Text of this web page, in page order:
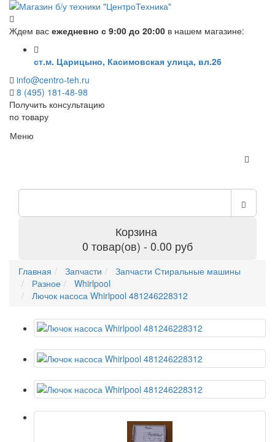
Ждем вас ежедневно с 9:00 до 20:00 в нашем магазине:
ст.м. Царицыно, Касимовская улица, вл.26
info@centro-teh.ru
8 (495) 181-48-98
Получить консультацию
по товару
Меню
Корзина
0 товар(ов) - 0.00 руб
Главная Запчасти
Запчасти Стиральные машины
Разное
Whirlpool
Лючок насоса Whirlpool 481246228312